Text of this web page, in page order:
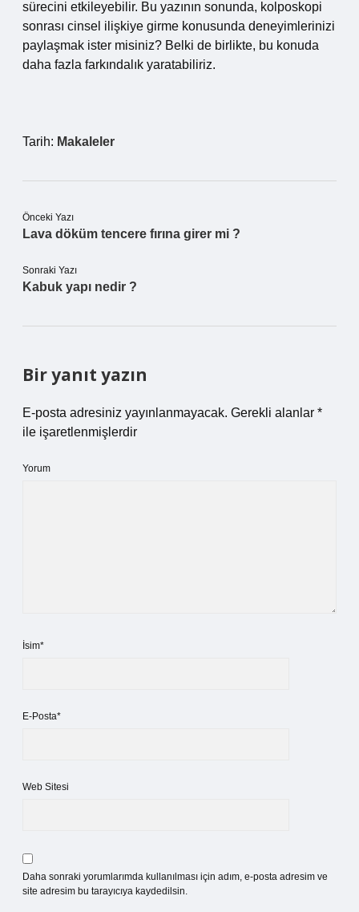
sürecini etkileyebilir. Bu yazının sonunda, kolposkopi
sonrası cinsel ilişkiye girme konusunda deneyimlerinizi
paylaşmak ister misiniz? Belki de birlikte, bu konuda
daha fazla farkındalık yaratabiliriz.
Tarih: Makaleler
Önceki Yazı
Lava döküm tencere fırına girer mi ?
Sonraki Yazı
Kabuk yapı nedir ?
Bir yanıt yazın
E-posta adresiniz yayınlanmayacak. Gerekli alanlar *
ile işaretlenmişlerdir
Yorum
İsim*
E-Posta*
Web Sitesi
Daha sonraki yorumlarımda kullanılması için adım, e-posta adresim ve
site adresim bu tarayıcıya kaydedilsin.